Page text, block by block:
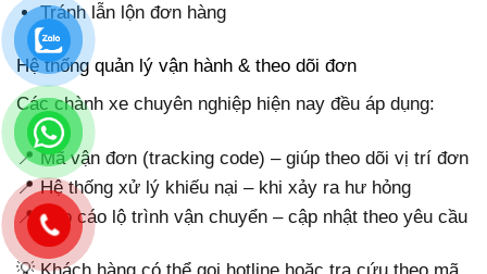
Tránh lẫn lộn đơn hàng
Hệ thống quản lý vận hành & theo dõi đơn
Các chành xe chuyên nghiệp hiện nay đều áp dụng:
📍 Mã vận đơn (tracking code) – giúp theo dõi vị trí đơn
📍 Hệ thống xử lý khiếu nại – khi xảy ra hư hỏng
📍 Báo cáo lộ trình vận chuyển – cập nhật theo yêu cầu
💡 Khách hàng có thể gọi hotline hoặc tra cứu theo mã